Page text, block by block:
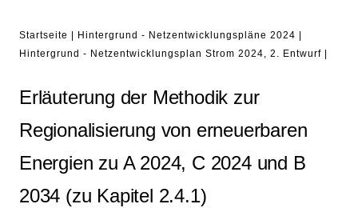
Pfadnavigation
Startseite
Hintergrund - Netzentwicklungspläne 2024
Hintergrund - Netzentwicklungsplan Strom 2024, 2. Entwurf
Erläuterung der Methodik zur
Regionalisierung von erneuerbaren
Energien zu A 2024, C 2024 und B
2034 (zu Kapitel 2.4.1)